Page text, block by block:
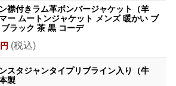
襟付きラム革ボンバージャケット（羊
ー ムートンジャケット メンズ 暖かい ブ
ラック 茶 黒 コーデ
(税込)
スタジャンタイプリブライン入り（牛
製